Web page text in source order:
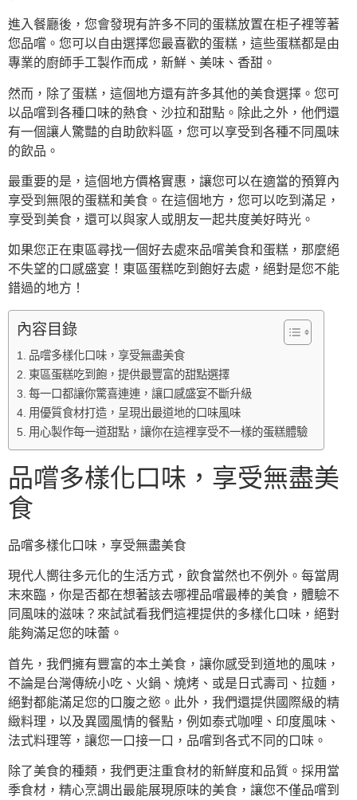
進入餐廳後，您會發現有許多不同的蛋糕放置在柜子裡等著
您品嚐。您可以自由選擇您最喜歡的蛋糕，這些蛋糕都是由
專業的廚師手工製作而成，新鮮、美味、香甜。
然而，除了蛋糕，這個地方還有許多其他的美食選擇。您可
以品嚐到各種口味的熱食、沙拉和甜點。除此之外，他們還
有一個讓人驚豔的自助飲料區，您可以享受到各種不同風味
的飲品。
最重要的是，這個地方價格實惠，讓您可以在適當的預算內
享受到無限的蛋糕和美食。在這個地方，您可以吃到滿足，
享受到美食，還可以與家人或朋友一起共度美好時光。
如果您正在東區尋找一個好去處來品嚐美食和蛋糕，那麼絕
不失望的口感盛宴！東區蛋糕吃到飽好去處，絕對是您不能
錯過的地方！
內容目錄
品嚐多樣化口味，享受無盡美食
東區蛋糕吃到飽，提供最豐富的甜點選擇
每一口都讓你驚喜連連，讓口感盛宴不斷升級
用優質食材打造，呈現出最道地的口味風味
用心製作每一道甜點，讓你在這裡享受不一樣的蛋糕體驗
品嚐多樣化口味，享受無盡美
食
品嚐多樣化口味，享受無盡美食
現代人嚮往多元化的生活方式，飲食當然也不例外。每當周
末來臨，你是否都在想著該去哪裡品嚐最棒的美食，體驗不
同風味的滋味？來試試看我們這裡提供的多樣化口味，絕對
能夠滿足您的味蕾。
首先，我們擁有豐富的本土美食，讓你感受到道地的風味，
不論是台灣傳統小吃、火鍋、燒烤、或是日式壽司、拉麵，
絕對都能滿足您的口腹之慾。此外，我們還提供國際級的精
緻料理，以及異國風情的餐點，例如泰式咖哩、印度風味、
法式料理等，讓您一口接一口，品嚐到各式不同的口味。
除了美食的種類，我們更注重食材的新鮮度和品質。採用當
季食材，精心烹調出最能展現原味的美食，讓您不僅品嚐到